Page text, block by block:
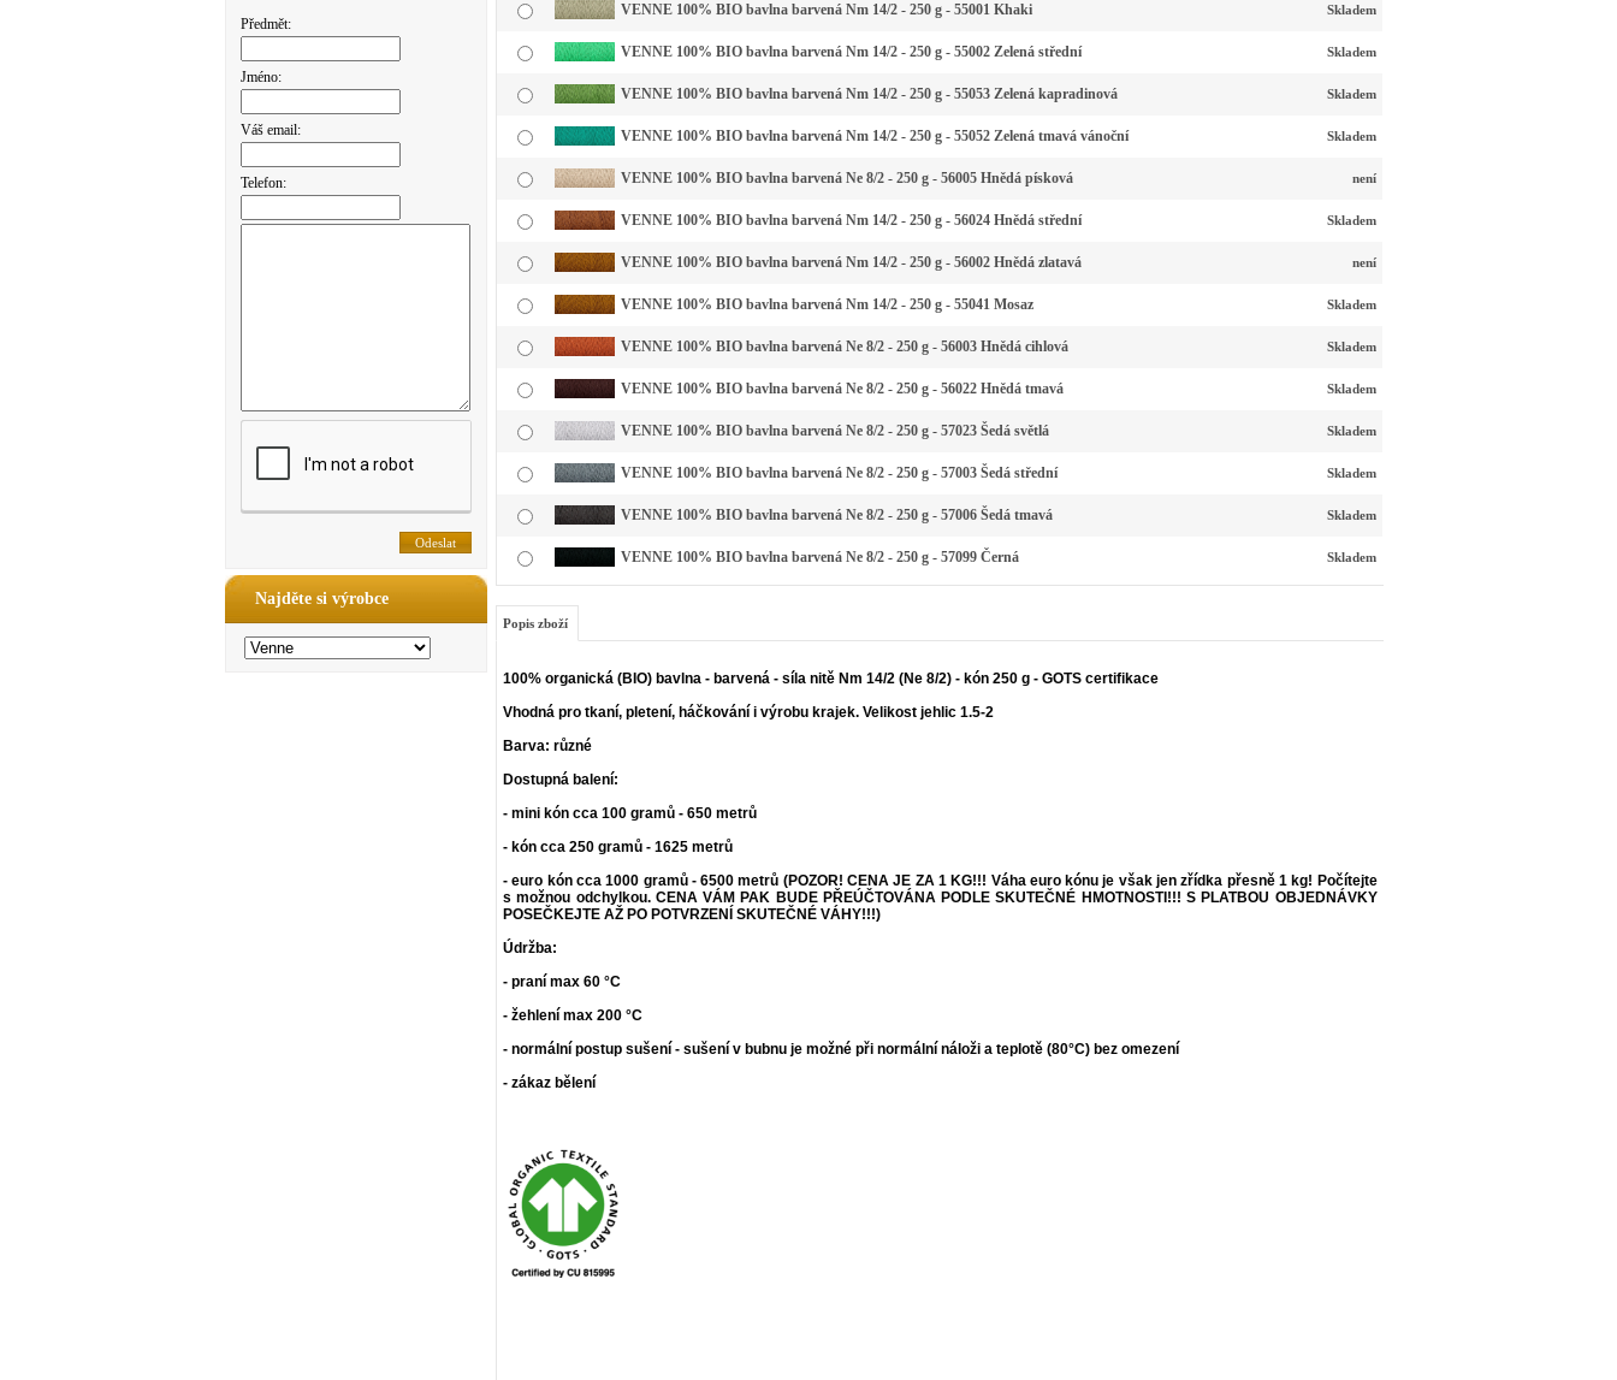
Předmět:
Jméno:
Váš email:
Telefon:
Najděte si výrobce
VENNE 100% BIO bavlna barvená Nm 14/2 - 250 g - 55001 Khaki Skladem
VENNE 100% BIO bavlna barvená Nm 14/2 - 250 g - 55002 Zelená střední Skladem
VENNE 100% BIO bavlna barvená Nm 14/2 - 250 g - 55053 Zelená kapradinová Skladem
VENNE 100% BIO bavlna barvená Nm 14/2 - 250 g - 55052 Zelená tmavá vánoční Skladem
VENNE 100% BIO bavlna barvená Ne 8/2 - 250 g - 56005 Hnědá písková není
VENNE 100% BIO bavlna barvená Nm 14/2 - 250 g - 56024 Hnědá střední Skladem
VENNE 100% BIO bavlna barvená Nm 14/2 - 250 g - 56002 Hnědá zlatavá není
VENNE 100% BIO bavlna barvená Nm 14/2 - 250 g - 55041 Mosaz Skladem
VENNE 100% BIO bavlna barvená Ne 8/2 - 250 g - 56003 Hnědá cihlová Skladem
VENNE 100% BIO bavlna barvená Ne 8/2 - 250 g - 56022 Hnědá tmavá Skladem
VENNE 100% BIO bavlna barvená Ne 8/2 - 250 g - 57023 Šedá světlá Skladem
VENNE 100% BIO bavlna barvená Ne 8/2 - 250 g - 57003 Šedá střední Skladem
VENNE 100% BIO bavlna barvená Ne 8/2 - 250 g - 57006 Šedá tmavá Skladem
VENNE 100% BIO bavlna barvená Ne 8/2 - 250 g - 57099 Černá Skladem
Popis zboží
100% organická (BIO) bavlna - barvená - síla nitě Nm 14/2 (Ne 8/2) - kón 250 g - GOTS certifikace
Vhodná pro tkaní, pletení, háčkování i výrobu krajek. Velikost jehlic 1.5-2
Barva: různé
Dostupná balení:
- mini kón cca 100 gramů - 650 metrů
- kón cca 250 gramů - 1625 metrů
- euro kón cca 1000 gramů - 6500 metrů (POZOR! CENA JE ZA 1 KG!!! Váha euro kónu je však jen zřídka přesně 1 kg! Počítejte
s možnou odchylkou. CENA VÁM PAK BUDE PŘEÚČTOVÁNA PODLE SKUTEČNÉ HMOTNOSTI!!! S PLATBOU OBJEDNÁVKY
POSEČKEJTE AŽ PO POTVRZENÍ SKUTEČNÉ VÁHY!!!)
Údržba:
- praní max 60 °C
- žehlení max 200 °C
- normální postup sušení - sušení v bubnu je možné při normální náloži a teplotě (80°C) bez omezení
- zákaz bělení